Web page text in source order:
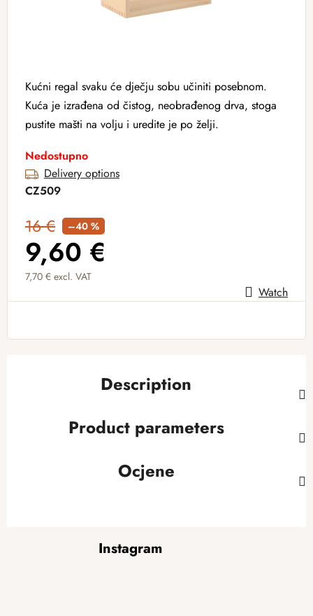
Kućni regal svaku će dječju sobu učiniti posebnom.
Kuća je izrađena od čistog, neobrađenog drva, stoga
pustite mašti na volju i uredite je po želji.
Nedostupno
Delivery options
CZ509
16 € –40 %
9,60 €
7,70 € excl. VAT
Measure price: Watch
Description
Product parameters
Ocjene
Instagram